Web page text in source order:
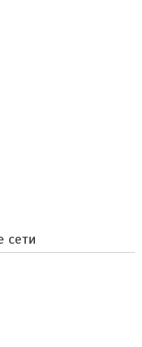
сети